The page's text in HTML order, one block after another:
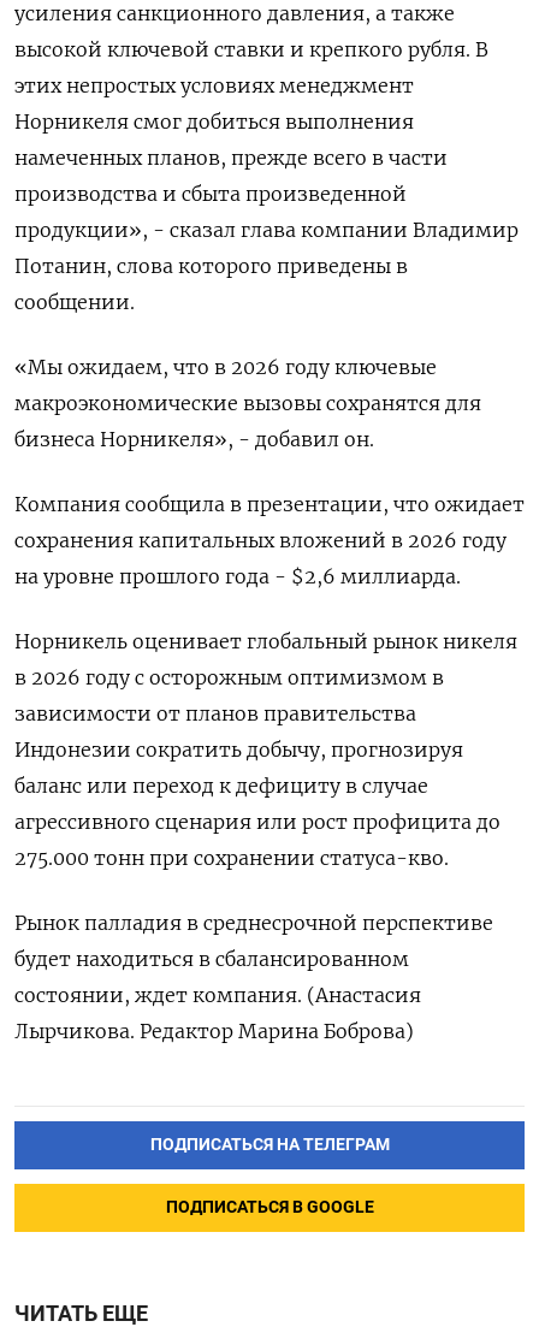
усиления санкционного давления, а также
высокой ​ключевой ставки и крепкого рубля. В
этих непростых условиях ‌менеджмент
Норникеля смог добиться выполнения
намеченных планов, прежде всего в части
производства и сбыта произведенной
продукции», - сказал ​глава компании ​Владимир
Потанин, слова ‌которого приведены в
сообщении.
«Мы ожидаем, что в ​2026 году ключевые
макроэкономические вызовы сохранятся для
бизнеса Норникеля», - добавил он.
Компания сообщила в презентации, что ожидает
сохранения капитальных вложений в 2026 году
на уровне прошлого года - $2,6 миллиарда.
Норникель оценивает глобальный рынок никеля
в 2026 году с осторожным оптимизмом ​в
зависимости от ⁠планов правительства
Индонезии сократить добычу, прогнозируя
баланс или переход к дефициту в случае
‌агрессивного сценария или рост профицита до
275.000 ‌тонн при сохранении статуса-кво.
Рынок палладия в среднесрочной перспективе ​
будет находиться в сбалансированном
состоянии, ждет компания. (‌Анастасия
Лырчикова. Редактор Марина Боброва)
ПОДПИСАТЬСЯ НА ТЕЛЕГРАМ
ПОДПИСАТЬСЯ В GOOGLE
ЧИТАТЬ ЕЩЕ